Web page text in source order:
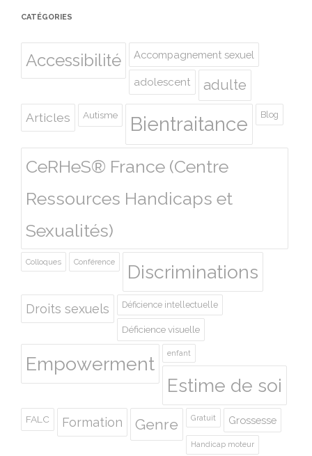
CATÉGORIES
Accessibilité Accompagnement sexuel
adolescent adulte
Articles Autisme Bientraitance Blog
CeRHeS® France (Centre
Ressources Handicaps et
Sexualités)
Colloques Conférence Discriminations
Droits sexuels Déficience intellectuelle
Déficience visuelle
Empowerment enfant
Estime de soi
FALC Formation Genre Gratuit Grossesse
Handicap moteur